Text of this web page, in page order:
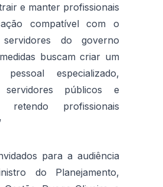
e manter profissionais
compatível com o
do governo
buscam criar um
especializado,
servidores públicos e
profissionais
para a audiência
do Planejamento,